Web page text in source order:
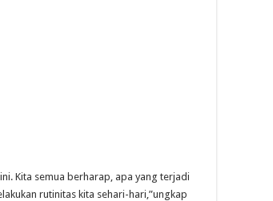
Kita semua berharap, apa yang terjadi
rutinitas kita sehari-hari,”ungkap